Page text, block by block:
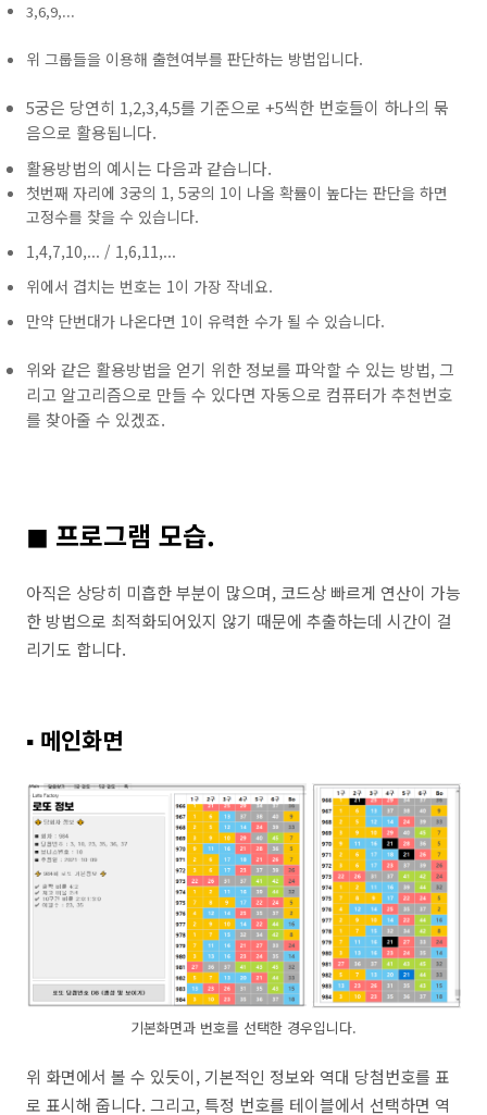
3,6,9,...
위 그룹들을 이용해 출현여부를 판단하는 방법입니다.
5궁은 당연히 1,2,3,4,5를 기준으로 +5씩한 번호들이 하나의 묶
음으로 활용됩니다.
활용방법의 예시는 다음과 같습니다.
첫번째 자리에 3궁의 1, 5궁의 1이 나올 확률이 높다는 판단을 하면
고정수를 찾을 수 있습니다.
1,4,7,10,... / 1,6,11,...
위에서 겹치는 번호는 1이 가장 작네요.
만약 단번대가 나온다면 1이 유력한 수가 될 수 있습니다.
위와 같은 활용방법을 얻기 위한 정보를 파악할 수 있는 방법, 그
리고 알고리즘으로 만들 수 있다면 자동으로 컴퓨터가 추천번호
를 찾아줄 수 있겠죠.
◼ 프로그램 모습.
아직은 상당히 미흡한 부분이 많으며, 코드상 빠르게 연산이 가능
한 방법으로 최적화되어있지 않기 때문에 추출하는데 시간이 걸
리기도 합니다.
▪ 메인화면
기본화면과 번호를 선택한 경우입니다.
위 화면에서 볼 수 있듯이, 기본적인 정보와 역대 당첨번호를 표
로 표시해 줍니다. 그리고, 특정 번호를 테이블에서 선택하면 역